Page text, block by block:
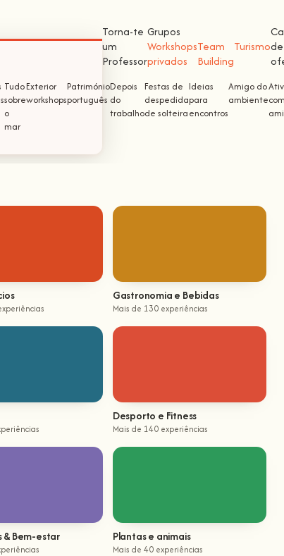
Tudo
sobre
o
mar
Exterior
workshops
Património
português
Depois
do
trabalho
Festas de
despedida
de solteira
Ideias
para
encontros
Amigo do
ambiente
Torna-te
um
Professor
Grupos
Workshops
privados
Team
Building
Turismode
Gastronomia e Bebidas
Mais de 130 experiências
Desporto e Fitness
Mais de 140 experiências
& Bem-estar Plantas e animais
Mais de 40 experiências